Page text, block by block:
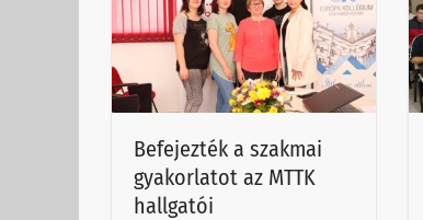
Befejezték a szakmai
gyakorlatot az MTTK
hallgatói